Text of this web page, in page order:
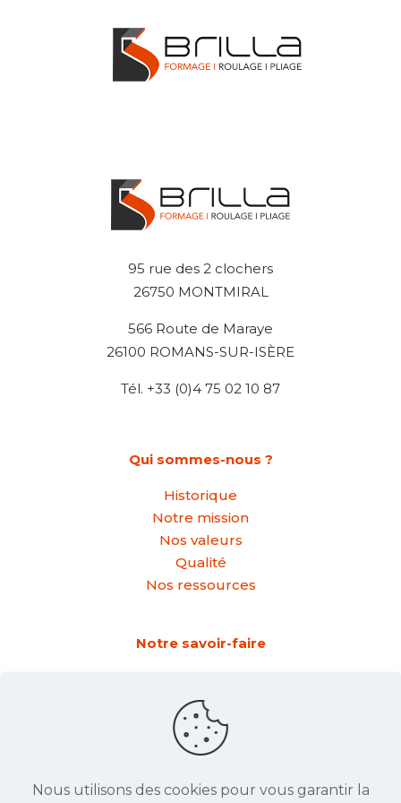
95 rue des 2 clochers
26750 MONTMIRAL
566 Route de Maraye
26100 ROMANS-SUR-ISÈRE
Tél. +33 (0)4 75 02 10 87
Qui sommes-nous ?
Historique
Notre mission
Nos valeurs
Qualité
Nos ressources
Notre savoir-faire
Roulage
Croquage
Pliage
Nous utilisons des cookies pour vous garantir la